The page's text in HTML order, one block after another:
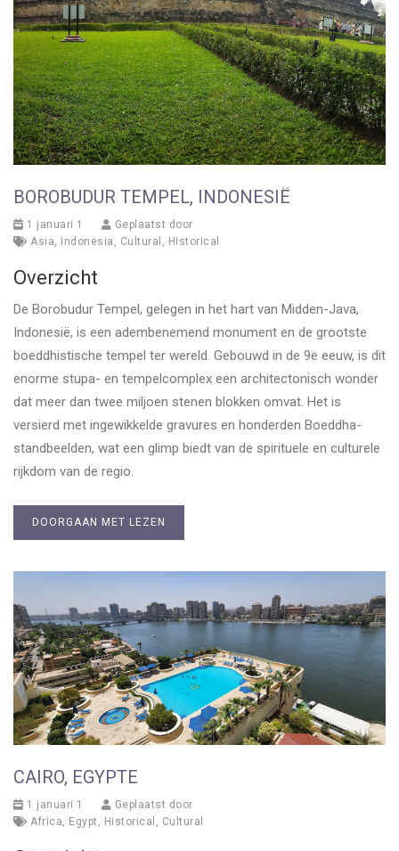
BOROBUDUR TEMPEL, INDONESIË
1 januari 1
Geplaatst door
Asia, Indonesia , Cultural , Historical
Overzicht
De Borobudur Tempel, gelegen in het hart van Midden-Java,
Indonesië, is een adembenemend monument en de grootste
boeddhistische tempel ter wereld. Gebouwd in de 9e eeuw, is dit
enorme stupa- en tempelcomplex een architectonisch wonder
dat meer dan twee miljoen stenen blokken omvat. Het is
versierd met ingewikkelde gravures en honderden Boeddha-
standbeelden, wat een glimp biedt van de spirituele en culturele
rijkdom van de regio.
DOORGAAN MET LEZEN
CAIRO, EGYPTE
1 januari 1
Geplaatst door
Africa, Egypt , Historical , Cultural